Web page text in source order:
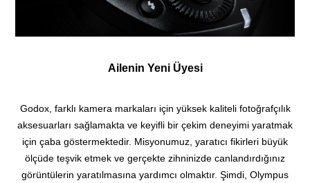
Ailenin Yeni Üyesi
Godox, farklı kamera markaları için yüksek kaliteli fotoğrafçılık
aksesuarları sağlamakta ve keyifli bir çekim deneyimi yaratmak
için çaba göstermektedir. Misyonumuz, yaratıcı fikirleri büyük
ölçüde teşvik etmek ve gerçekte zihninizde canlandırdığınız
görüntülerin yaratılmasına yardımcı olmaktır. Şimdi, Olympus